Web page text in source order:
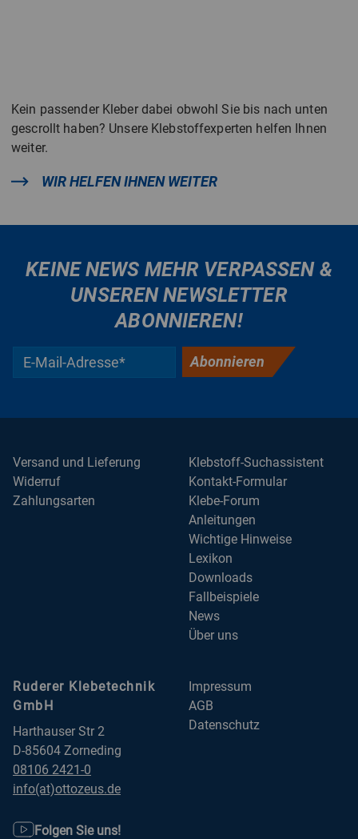
Kein passender Kleber dabei obwohl Sie bis nach unten
gescrollt haben? Unsere Klebstoffexperten helfen Ihnen
weiter.
WIR HELFEN IHNEN WEITER
KEINE NEWS MEHR VERPASSEN &
UNSEREN NEWSLETTER
ABONNIEREN!
Abonnieren
Klebstoff-Suchassistent
Kontakt-Formular
Klebe-Forum
Anleitungen
Wichtige Hinweise
Lexikon
Downloads
Fallbeispiele
News
Über uns
Versand und Lieferung
Widerruf
Zahlungsarten
Ruderer Klebetechnik
GmbH
Harthauser Str 2
D-85604 Zorneding
08106 2421-0
info(at)ottozeus.de
Folgen Sie uns!
Impressum
AGB
Datenschutz